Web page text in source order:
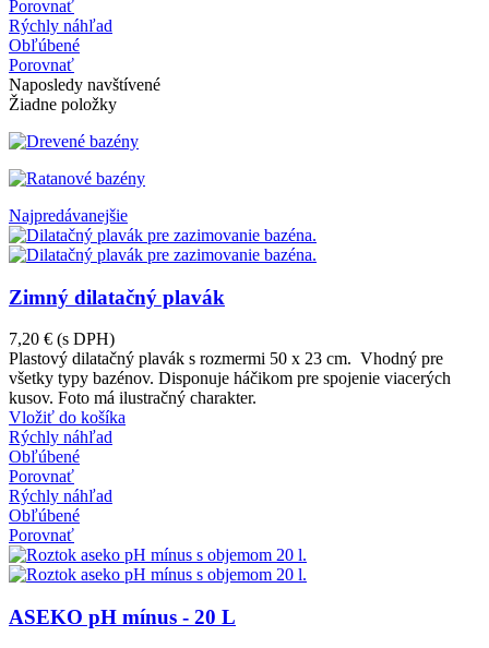
Porovnať
Rýchly náhľad
Obľúbené
Porovnať
Naposledy navštívené
Žiadne položky
Najpredávanejšie
Zimný dilatačný plavák
7,20 € (s DPH)
Plastový dilatačný plavák s rozmermi 50 x 23 cm. Vhodný pre
všetky typy bazénov. Disponuje háčikom pre spojenie viacerých
kusov. Foto má ilustračný charakter.
Vložiť do košíka
Rýchly náhľad
Obľúbené
Porovnať
Rýchly náhľad
Obľúbené
Porovnať
ASEKO pH mínus - 20 L